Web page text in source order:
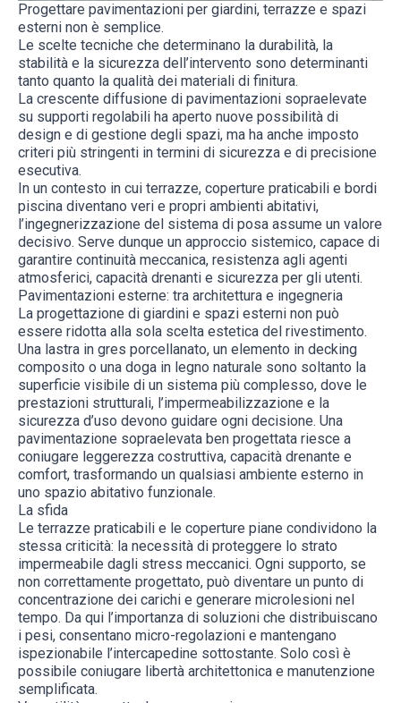
Progettare pavimentazioni per giardini, terrazze e spazi
esterni non è semplice.
Le scelte tecniche che determinano la durabilità, la
stabilità e la sicurezza dell’intervento sono determinanti
tanto quanto la qualità dei materiali di finitura.
La crescente diffusione di pavimentazioni sopraelevate
su supporti regolabili ha aperto nuove possibilità di
design e di gestione degli spazi, ma ha anche imposto
criteri più stringenti in termini di sicurezza e di precisione
esecutiva.
In un contesto in cui terrazze, coperture praticabili e bordi
piscina diventano veri e propri ambienti abitativi,
l’ingegnerizzazione del sistema di posa assume un valore
decisivo. Serve dunque un approccio sistemico, capace di
garantire continuità meccanica, resistenza agli agenti
atmosferici, capacità drenanti e sicurezza per gli utenti.
Pavimentazioni esterne: tra architettura e ingegneria
La progettazione di giardini e spazi esterni non può
essere ridotta alla sola scelta estetica del rivestimento.
Una lastra in gres porcellanato, un elemento in decking
composito o una doga in legno naturale sono soltanto la
superficie visibile di un sistema più complesso, dove le
prestazioni strutturali, l’impermeabilizzazione e la
sicurezza d’uso devono guidare ogni decisione. Una
pavimentazione sopraelevata ben progettata riesce a
coniugare leggerezza costruttiva, capacità drenante e
comfort, trasformando un qualsiasi ambiente esterno in
uno spazio abitativo funzionale.
La sfida
Le terrazze praticabili e le coperture piane condividono la
stessa criticità: la necessità di proteggere lo strato
impermeabile dagli stress meccanici. Ogni supporto, se
non correttamente progettato, può diventare un punto di
concentrazione dei carichi e generare microlesioni nel
tempo. Da qui l’importanza di soluzioni che distribuiscano
i pesi, consentano micro-regolazioni e mantengano
ispezionabile l’intercapedine sottostante. Solo così è
possibile coniugare libertà architettonica e manutenzione
semplificata.